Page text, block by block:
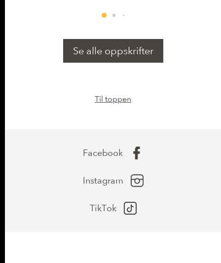
Magnesium (Mg) 24,93 mg
Se alle oppskrifter
Til toppen
Facebook
Instagram
TikTok